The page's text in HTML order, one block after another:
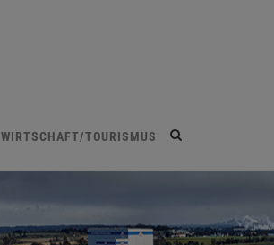
Site
toggle
WIRTSCHAFT/TOURISMUS